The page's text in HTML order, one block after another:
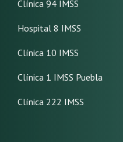
Clínica 94 IMSS
Hospital 8 IMSS
Clínica 10 IMSS
Clínica 1 IMSS Puebla
Clínica 222 IMSS